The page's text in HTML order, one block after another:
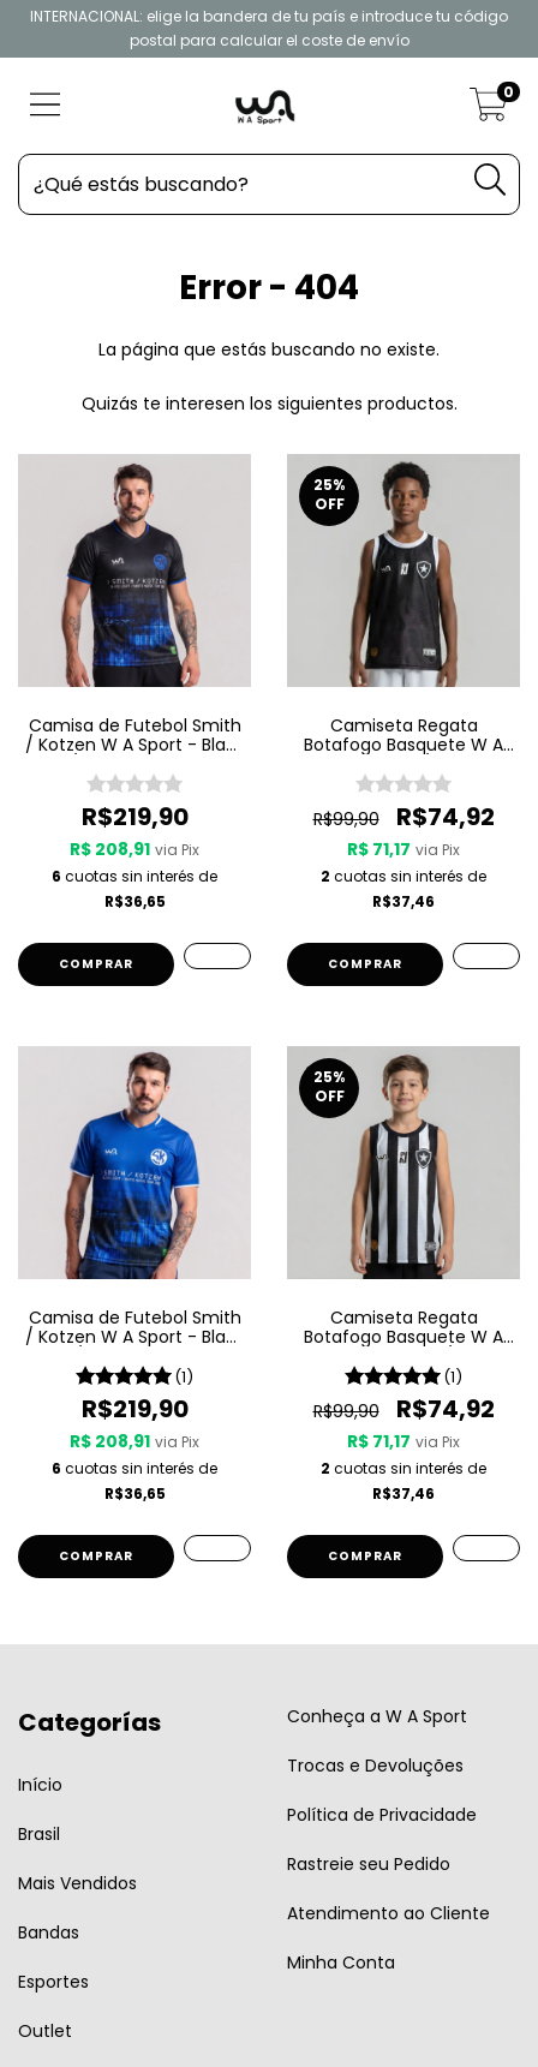
INTERNACIONAL: elige la bandera de tu país e introduce tu código
postal para calcular el coste de envío
0
Error - 404
La página que estás buscando no existe.
Quizás te interesen los siguientes productos.
Camisa de Futebol Smith
/ Kotzen W A Sport - Black
R$219,90
R$ 208,91 via Pix
6 cuotas sin interés de
R$36,65
COMPRAR
25%
OFF
Camiseta Regata
Botafogo Basquete W A
R$99,90 R$74,92
R$ 71,17 via Pix
2 cuotas sin interés de
R$37,46
COMPRAR
Camisa de Futebol Smith
/ Kotzen W A Sport - Black
(1)
R$219,90
R$ 208,91 via Pix
6 cuotas sin interés de
R$36,65
COMPRAR
25%
OFF
Camiseta Regata
Botafogo Basquete W A
Listrada (1)
R$99,90 R$74,92
R$ 71,17 via Pix
2 cuotas sin interés de
R$37,46
COMPRAR
Categorías
Início
Brasil
Mais Vendidos
Bandas
Esportes
Outlet
Conheça a W A Sport
Trocas e Devoluções
Política de Privacidade
Rastreie seu Pedido
Atendimento ao Cliente
Minha Conta